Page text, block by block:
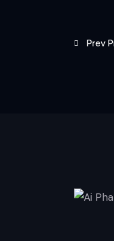
Prev